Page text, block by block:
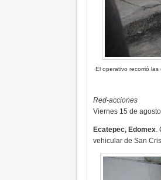
El operativo recorrió
Red-acciones
Viernes 15 de
Ecatepec, Edomex.
vehicular de San